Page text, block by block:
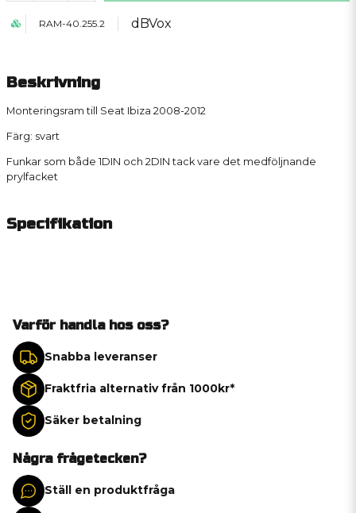
RAM-40.255.2 dBVox
Beskrivning
Monteringsram till Seat Ibiza 2008-2012
Färg: svart
Funkar som både 1DIN och 2DIN tack vare det medföljnande
prylfacket
Specifikation
Varför handla hos oss?
Snabba leveranser
Fraktfria alternativ från 1000kr*
Säker betalning
Några frågetecken?
Ställ en produktfråga